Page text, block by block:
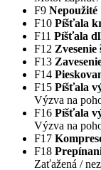
F9 Nepoužité
F10 Píšťala
F11 Píšťala
F12
F13
F14
F15 Píšťala
Výzva na
F16 Píšťala
Výzva na
F17
F18
Zaťažená /